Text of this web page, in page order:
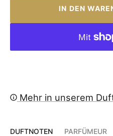
Workaholic
IN DEN
Mehr in unserem
DUFTNOTEN PARFÜMEUR